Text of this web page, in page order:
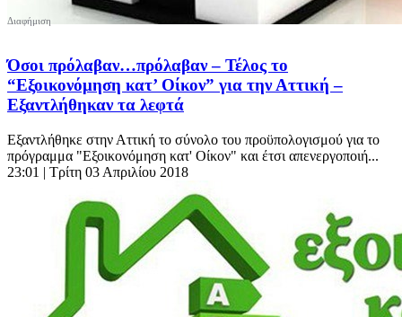
Όσοι πρόλαβαν…πρόλαβαν – Τέλος το
“Εξοικονόμηση κατ’ Οίκον” για την Αττική –
Εξαντλήθηκαν τα λεφτά
Εξαντλήθηκε στην Αττική το σύνολο του προϋπολογισμού για το
πρόγραμμα "Εξοικονόμηση κατ' Οίκον" και έτσι απενεργοποιή...
23:01 | Τρίτη 03 Απριλίου 2018